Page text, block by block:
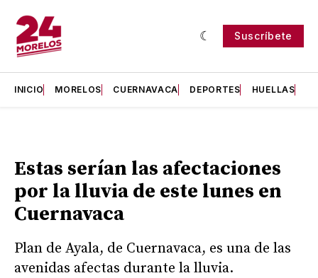
Suscríbete
INICIO MORELOS CUERNAVACA DEPORTES HUELLAS
Estas serían las afectaciones
por la lluvia de este lunes en
Cuernavaca
Plan de Ayala, de Cuernavaca, es una de las
avenidas afectas durante la lluvia.